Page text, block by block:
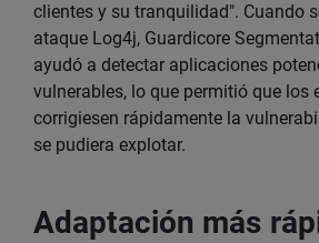
clientes y su tranquilidad". Cuando
ataque Log4j, Guardicore
ayudó a detectar aplicaciones
vulnerables, lo que permitió que los
corrigiesen rápidamente la
se pudiera explotar.
Adaptación más